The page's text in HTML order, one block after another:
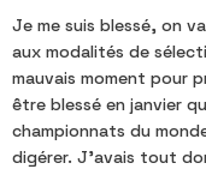
Je me suis blessé, on
aux modalités de
mauvais moment pour
être blessé en janvier
championnats du
digérer. J'avais tout